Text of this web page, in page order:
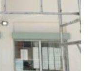
και
συμμετείχαν